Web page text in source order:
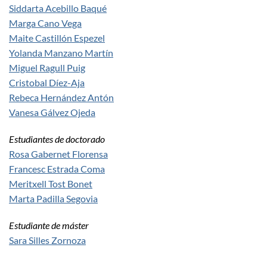
Siddarta Acebillo Baqué
Marga Cano Vega
Maite Castillón Espezel
Yolanda Manzano Martín
Miguel Ragull Puig
Cristobal Díez-Aja
Rebeca Hernández Antón
Vanesa Gálvez Ojeda
Estudiantes de doctorado
Rosa Gabernet Florensa
Francesc Estrada Coma
Meritxell Tost Bonet
Marta Padilla Segovia
Estudiante de máster
Sara Silles Zornoza